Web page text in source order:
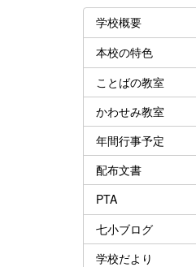
学校概要
本校の特色
ことばの教室
かわせみ教室
年間行事予定
配布文書
PTA
七小ブログ
学校だより